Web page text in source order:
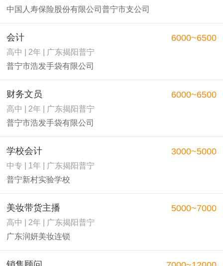
中国人寿保险股份有限公司普宁市支公司
会计
高中 | 2年 | 广东揭阳普宁
普宁市浩发手袋有限公司
6000~6500
财务文员
高中 | 2年 | 广东揭阳普宁
普宁市浩发手袋有限公司
6000~6500
学校会计
中专 | 1年 | 广东揭阳普宁
普宁新村实验学校
3000~5000
美妆带货主播
高中 | 2年 | 广东揭阳普宁
广东润妍美妆连锁
5000~7000